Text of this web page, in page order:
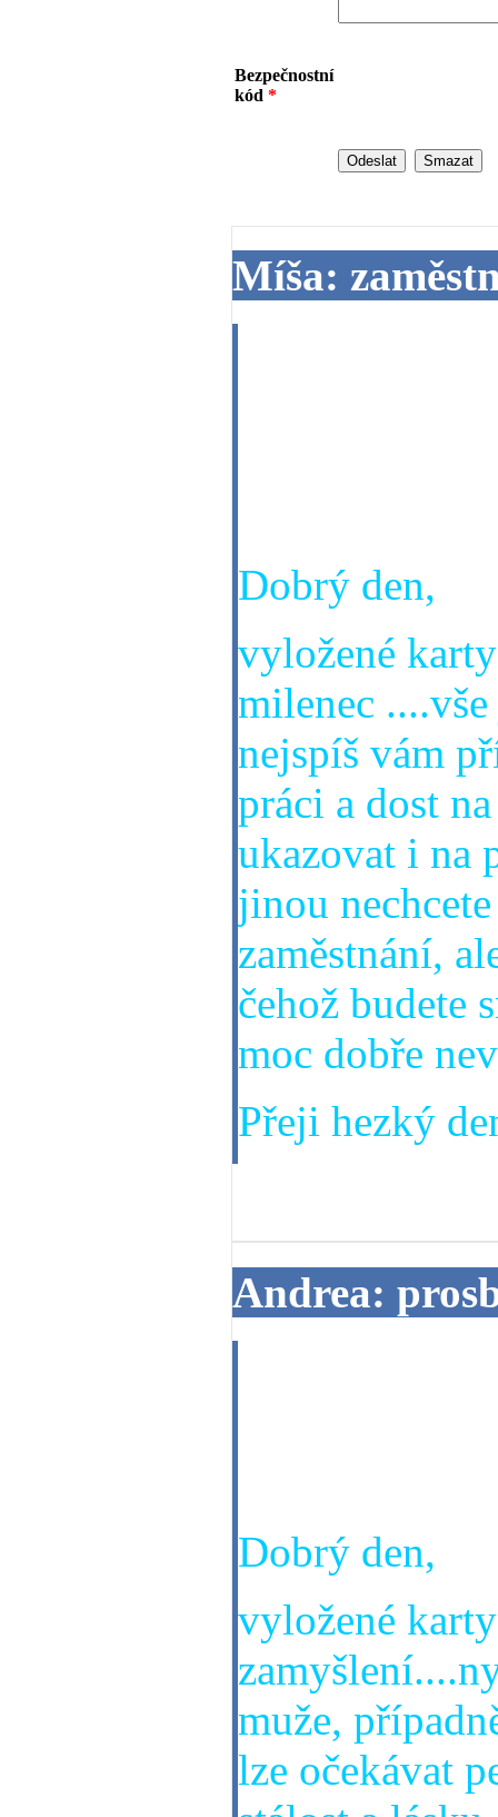
Bezpečnostní
kód *
Míša:
Dobrý den,
vyložené
milenec
nejspíš vám
práci a dost
ukazovat i na
jinou
zaměstnání,
čehož budete
moc dobře
Přeji hezký
Andrea:
Dobrý den,
vyložené
muže,
lze očekávat